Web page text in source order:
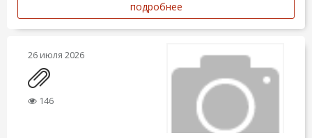
подробнее
26 июля 2026
146